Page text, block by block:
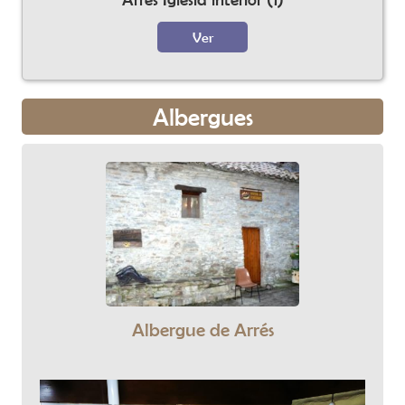
En el siglo XV el castillo debía estar en estado
de abandono o derruido por las guerras. Un
episodio bélico pudo destruirlo en 1413. En
efecto, en el siglo XVI, en parte de su solar se
construyó la nueva parroquial de Santa
Águeda, la torre-campanario y la abadía,
mientras que en la otra parte se reconstruyó
la fortificación, pero empleando modelos
tardo-góticos: una torre residencial palaciega
y fortificada que aprovechó algunas murallas
y cisternas antiguas, conservada en la
Ver
Albergues
Albergue de Arrés